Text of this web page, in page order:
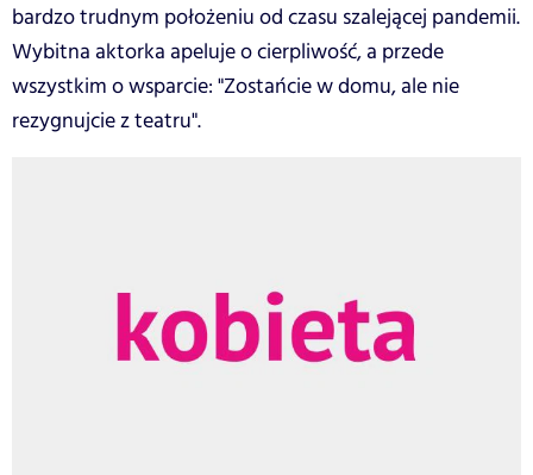
bardzo trudnym położeniu od czasu szalejącej pandemii.
Wybitna aktorka apeluje o cierpliwość, a przede
wszystkim o wsparcie: "Zostańcie w domu, ale nie
rezygnujcie z teatru".